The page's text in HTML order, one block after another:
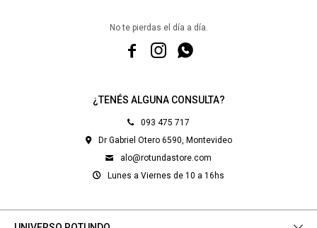
¿TENÉS ALGUNA CONSULTA?
093 475 717
Dr Gabriel Otero 6590, Montevideo
alo@rotundastore.com
Lunes a Viernes de 10 a 16hs
No te pierdas el día a día.
  